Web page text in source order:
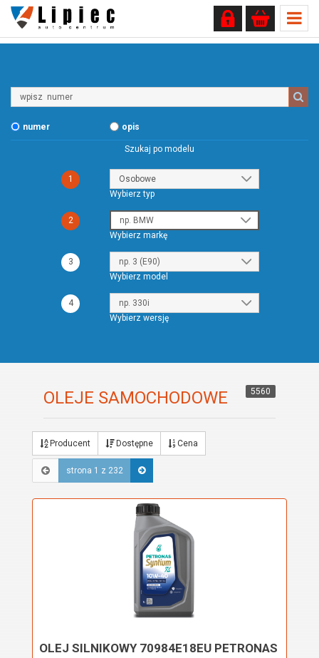
numer
opis
Szukaj po modelu
1
Wybierz typ
2
Wybierz markę
3
Wybierz model
4
Wybierz wersję
OLEJE SAMOCHODOWE 5560
Producent Dostępne Cena
strona 1 z 232
OLEJ SILNIKOWY 70984E18EU PETRONAS